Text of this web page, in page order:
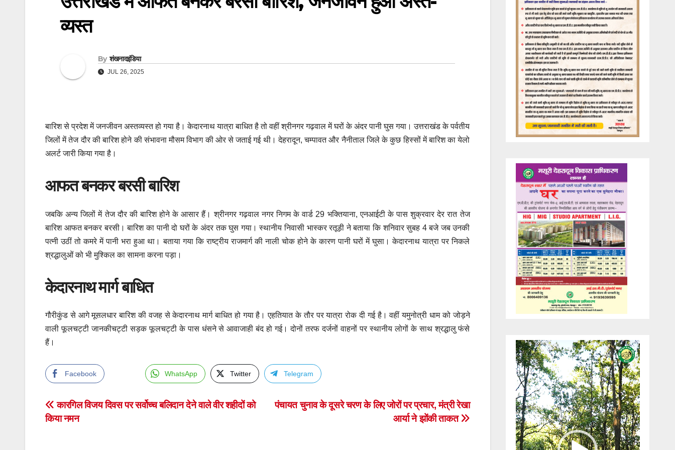
व्यस्त
By शंखनादइंडिया
JUL 26, 2025
बारिश से प्रदेश में जनजीवन अस्तव्यस्त हो गया है। केदारनाथ यात्रा बाधित है तो वहीं श्रीनगर गढ़वाल में घरों के अंदर पानी घुस गया। उत्तराखंड के पर्वतीय
जिलों में तेज दौर की बारिश होने की संभावना मौसम विभाग की ओर से जताई गई थी। देहरादून, चम्पावत और नैनीताल जिले के कुछ हिस्सों में बारिश का येलो
अलर्ट जारी किया गया है।
आफत बनकर बरसी बारिश
जबकि अन्य जिलों में तेज दौर की बारिश होने के आसार हैं। श्रीनगर गढ़वाल नगर निगम के वार्ड 29 भक्तियाना, एनआईटी के पास शुक्रवार देर रात तेज
बारिश आफत बनकर बरसी। बारिश का पानी दो घरों के अंदर तक घुस गया। स्थानीय निवासी भास्कर रतूड़ी ने बताया कि शनिवार सुबह 4 बजे जब उनकी
पत्नी उठीं तो कमरे में पानी भरा हुआ था। बताया गया कि राष्ट्रीय राजमार्ग की नाली चोक होने के कारण पानी घरों में घुसा। केदारनाथ यात्रा पर निकले
श्रद्धालुओं को भी मुश्किल का सामना करना पड़ा।
केदारनाथ मार्ग बाधित
गौरीकुंड से आगे मूसलधार बारिश की वजह से केदारनाथ मार्ग बाधित हो गया है। एहतियात के तौर पर यात्रा रोक दी गई है। वहीं यमुनोत्री धाम को जोड़ने
वाली फूलचट्टी जानकीचट्टी सड़क फूलचट्टी के पास धंसने से आवाजाही बंद हो गई। दोनों तरफ दर्जनों वाहनों पर स्थानीय लोगों के साथ श्रद्धालु फंसे
हैं।
Facebook WhatsApp Twitter Telegram
Post
पंचायत चुनाव के दूसरे चरण के लिए जोरों पर प्रचार, मंत्री रेखा
आर्या ने झोंकी ताकत
कारगिल विजय दिवस पर सर्वोच्च बलिदान देने वाले वीर शहीदों को
किया नमन
Video
Player